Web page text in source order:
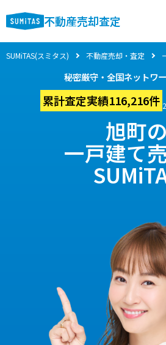
不動産売却査定
SUMiTAS(スミタス) 不動産売却・査定
秘密厳守・全国ネットワ
累計査定実績116,216件
旭町の
一戸建て